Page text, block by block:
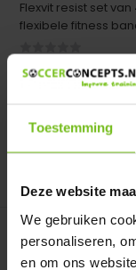
Toestemming
Deze website
We gebruiken
personaliseren,
en om ons
Flexvit resist set van
flexibele fitness
Vergelijk
Op voorraad
Deliverytime